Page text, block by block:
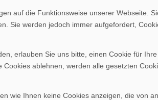
auf die Funktionsweise unserer Webseite.
Sie werden jedoch immer aufgefordert,
erlauben Sie uns bitte, einen Cookie für
ablehnen, werden alle gesetzten
wie Ihnen keine Cookies anzeigen, die von